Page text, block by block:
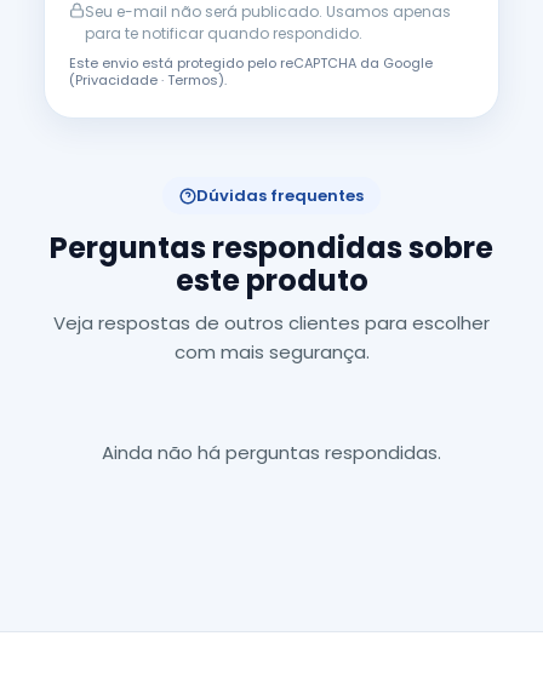
Seu e-mail não será publicado. Usamos apenas
para te notificar quando respondido.
Este envio está protegido pelo reCAPTCHA da Google
(Privacidade·Termos).
Dúvidas frequentes
Perguntas respondidas sobre
este produto
Veja respostas de outros clientes para escolher
com mais segurança.
Ainda não há perguntas respondidas.